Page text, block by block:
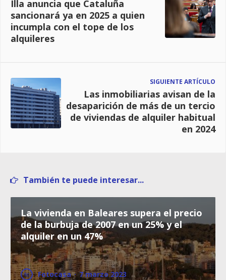
Illa anuncia que Cataluña
sancionará ya en 2025 a quien
incumpla con el tope de los
alquileres
SIGUIENTE ARTÍCULO
Las inmobiliarias avisan de la
desaparición de más de un tercio
de viviendas de alquiler habitual
en 2024
También te puede interesar...
La vivienda en Baleares supera el precio
de la burbuja de 2007 en un 25% y el
alquiler en un 47%
Fotocasa · 7 marzo 2023